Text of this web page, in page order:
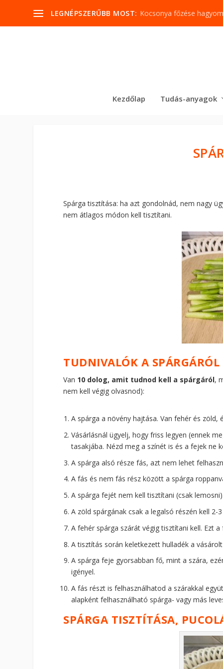
LEGNÉPSZERŰBB MOST: Kocsonya főzése
Kezdőlap Tudás-anyagok
Spárga tisztítása: ha azt gondolnád, nem nagy
nem átlagos módon kell tisztítani.
TUDNIVALÓK A SPÁRGÁRÓL
Van 10 dolog, amit tudnod kell a spárgáról,
nem kell végig olvasnod):
A spárga a növény hajtása. Van fehér és zöld,
Vásárlásnál ügyelj, hogy friss legyen (ennek
tasakjába. Nézd meg a színét is és a fejek ne
A spárga alsó része fás, azt nem lehet
A fás és nem fás rész között a spárga
A spárga fejét nem kell tisztítani (csak
A zöld spárgának csak a legalsó részén kell
A fehér spárga szárát végig tisztítani kell. Ezt
A tisztítás során keletkezett hulladék a
A spárga feje gyorsabban fő, mint a szára,
igényel.
A fás részt is felhasználhatod a szárakkal
alapként felhasználható spárga- vagy más
SPÁRGA TISZTÍTÁSA,